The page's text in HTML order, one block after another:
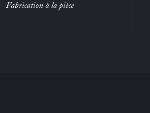
Fabrication à la pièce